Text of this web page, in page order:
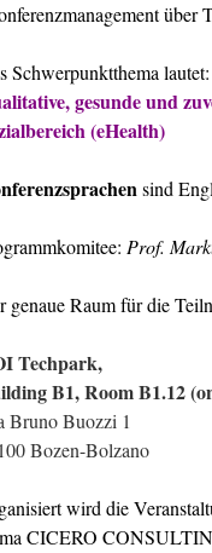
über
Schwerpunktthema lautet:
gesunde und
(eHealth)
sind
Prof.
genaue Raum für die
Techpark,
B1, Room B1.12
Bruno Buozzi 1
Bozen-Bolzano
wird die
CICERO